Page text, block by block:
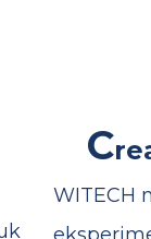
C​
WITECH